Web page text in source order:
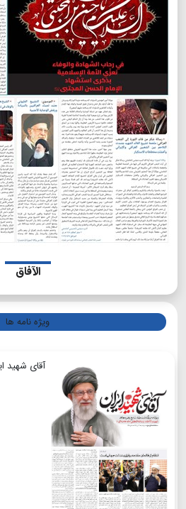
الآفاق
ویژه نامه ها
آقای شهید